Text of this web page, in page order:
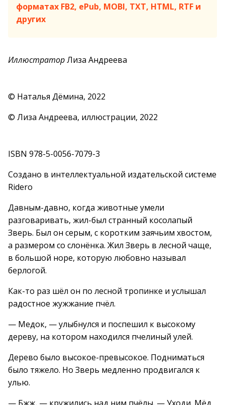
форматах FB2, ePub, MOBI, TXT, HTML, RTF и
других
ИллюстраторЛиза Андреева
© Наталья Дёмина, 2022
© Лиза Андреева, иллюстрации, 2022
ISBN 978-5-0056-7079-3
Создано в интеллектуальной издательской системе
Ridero
Давным-давно, когда животные умели
разговаривать, жил-был странный косолапый
Зверь. Был он серым, с коротким заячьим хвостом,
а размером со слонёнка. Жил Зверь в лесной чаще,
в большой норе, которую любовно называл
берлогой.
Как-то раз шёл он по лесной тропинке и услышал
радостное жужжание пчёл.
— Медок, — улыбнулся и поспешил к высокому
дереву, на котором находился пчелиный улей.
Дерево было высокое-превысокое. Подниматься
было тяжело. Но Зверь медленно продвигался к
улью.